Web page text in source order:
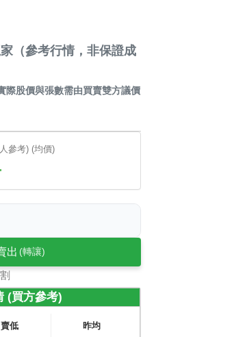
（參考行情，非保證成
際股價與張數需由買賣雙方議價
參考) (均價)
出 (轉讓)
(買方參考)
賣低 昨均